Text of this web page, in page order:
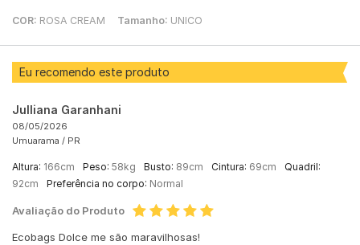
COR: ROSA CREAM Tamanho: UNICO
Eu recomendo este produto
Julliana Garanhani
08/05/2026
Umuarama / PR
Altura: 166cm Peso: 58kg Busto: 89cm Cintura: 69cm
Quadril:
92cm
Preferência no corpo: Normal
Avaliação do Produto
Ecobags Dolce me são maravilhosas!